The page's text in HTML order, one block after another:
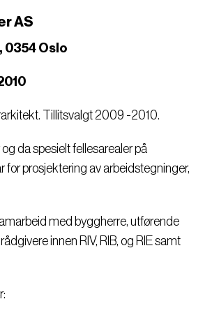
AS
0354 Oslo
Tillitsvalgt 2009 -2010.
da spesielt fellesarealer på
for prosjektering av arbeidstegninger,
med byggherre, utførende
innen RIV, RIB, og RIE samt